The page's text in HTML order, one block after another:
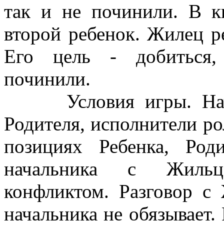
так и не починили. В
второй ребенок. Жилец
Его цель -
починили.
Условия игры.
Родителя, исполнители
позициях Ребенка,
начальника с
конфликтом. Разговор
начальника не